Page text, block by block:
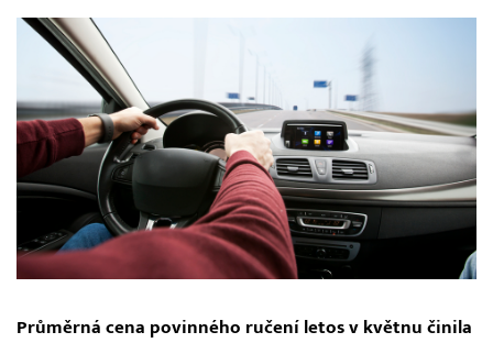
Průměrná cena povinného ručení letos v květnu činila